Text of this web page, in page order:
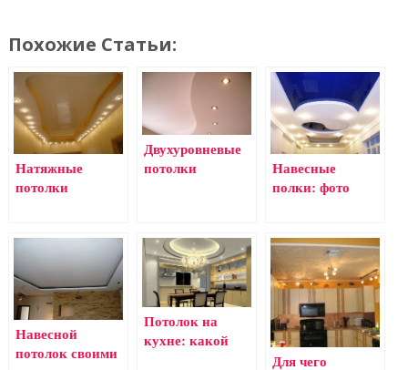
Похожие Статьи:
Натяжные
потолки
Двухуровневые
потолки
Навесные
полки: фото
Навесной
потолок своими
Потолок на
кухне: какой
Для чего